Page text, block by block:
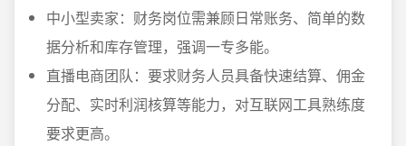
中小型卖家：财务岗位需兼顾日常账务、简单的数
据分析和库存管理，强调一专多能。
直播电商团队：要求财务人员具备快速结算、佣金
分配、实时利润核算等能力，对互联网工具熟练度
要求更高。